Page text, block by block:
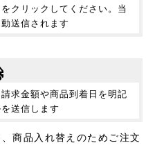
クリックしてください。当
送信されます
求金額や商品到着日を明記
送信します
商品入れ替えのためご注文